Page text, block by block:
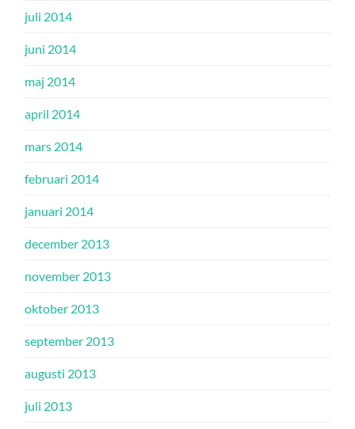
juli 2014
juni 2014
maj 2014
april 2014
mars 2014
februari 2014
januari 2014
december 2013
november 2013
oktober 2013
september 2013
augusti 2013
juli 2013